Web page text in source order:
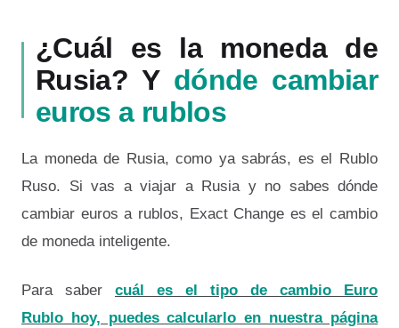
¿Cuál es la moneda de
Rusia? Y dónde cambiar
euros a rublos
La moneda de Rusia, como ya sabrás, es el Rublo
Ruso. Si vas a viajar a Rusia y no sabes dónde
cambiar euros a rublos, Exact Change es el cambio
de moneda inteligente.
Para saber cuál es el tipo de cambio Euro
Rublo hoy, puedes calcularlo en nuestra página